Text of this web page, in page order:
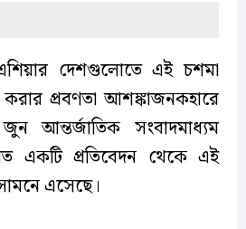
দেশগুলোতে এই চশমা
প্রবণতা আশঙ্কাজনকহারে
আন্তর্জাতিক সংবাদমাধ্যম
একটি প্রতিবেদন থেকে এই
এসেছে।